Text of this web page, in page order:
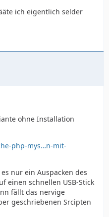
ich eigentlich selder
ohne Installation
php-mys…n-mit-
nur ein Auspacken des
einen schnellen USB-Stick
fällt das nervige
geschriebenen Srcipten